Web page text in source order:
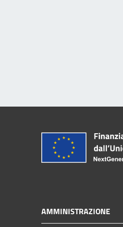
AMMINISTRAZIONE